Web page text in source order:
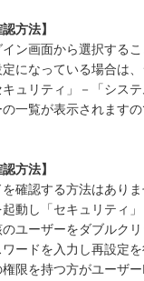
方法】
ン画面から選択する
になっている場合は
ュリティ」－「シス
一覧が表示されます
方法】
確認する方法はあり
動し「セキュリティ
ユーザーをダブルク
ードを入力し再設定を
限を持つ方がユーザ